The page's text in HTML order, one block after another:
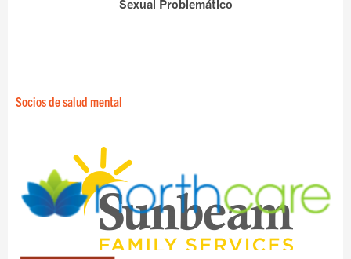
Sexual Problemático
Socios de salud mental